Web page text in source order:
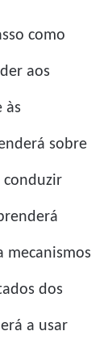
como
aos
às
sobre
conduzir
mecanismos
dos
a usar